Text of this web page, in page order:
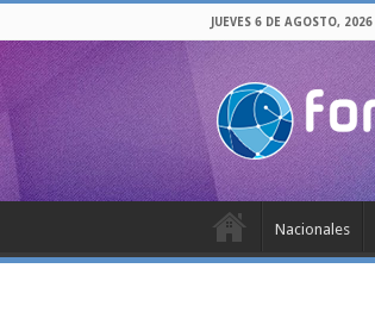
JUEVES 6 DE AGOSTO, 2026
Nacionales